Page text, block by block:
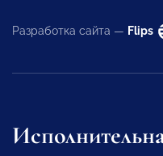
Разработка сайта — Flips